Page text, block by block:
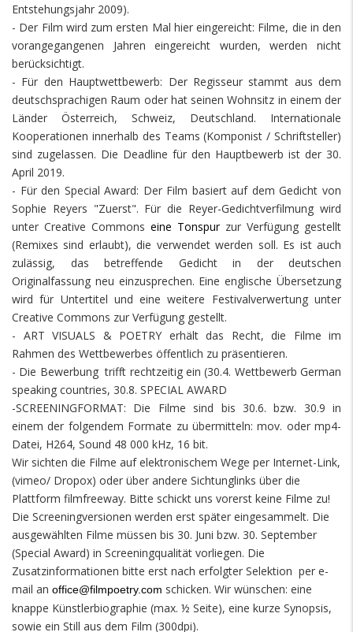
Entstehungsjahr 2009).
- Der Film wird zum ersten Mal hier eingereicht: Filme, die in den
vorangegangenen Jahren eingereicht wurden, werden nicht
berücksichtigt.
- Für den Hauptwettbewerb: Der Regisseur stammt aus dem
deutschsprachigen Raum oder hat seinen Wohnsitz in einem der
Länder Österreich, Schweiz, Deutschland. Internationale
Kooperationen innerhalb des Teams (Komponist / Schriftsteller)
sind zugelassen. Die Deadline für den Hauptbewerb ist der 30.
April 2019.
- Für den Special Award: Der Film basiert auf dem Gedicht von
Sophie Reyers "Zuerst". Für die Reyer-Gedichtverfilmung wird
unter Creative Commons eine Tonspur zur Verfügung gestellt
(Remixes sind erlaubt), die verwendet werden soll. Es ist auch
zulässig, das betreffende Gedicht in der deutschen
Originalfassung neu einzusprechen. Eine englische Übersetzung
wird für Untertitel und eine weitere Festivalverwertung unter
Creative Commons zur Verfügung gestellt.
- ART VISUALS & POETRY erhält das Recht, die Filme im
Rahmen des Wettbewerbes öffentlich zu präsentieren.
- Die Bewerbung trifft rechtzeitig ein (30.4. Wettbewerb German
speaking countries, 30.8. SPECIAL AWARD
-SCREENINGFORMAT: Die Filme sind bis 30.6. bzw. 30.9 in
einem der folgendem Formate zu übermitteln: mov. oder mp4-
Datei, H264, Sound 48 000 kHz, 16 bit.
Wir sichten die Filme auf elektronischem Wege per Internet-Link,
(vimeo/ Dropox) oder über andere Sichtunglinks über die
Plattform filmfreeway. Bitte schickt uns vorerst keine Filme zu!
Die Screeningversionen werden erst später eingesammelt. Die
ausgewählten Filme müssen bis 30. Juni bzw. 30. September
(Special Award) in Screeningqualität vorliegen. Die
Zusatzinformationen bitte erst nach erfolgter Selektion per e-
mail an office@filmpoetry.com schicken. Wir wünschen: eine
knappe Künstlerbiographie (max. ½ Seite), eine kurze Synopsis,
sowie ein Still aus dem Film (300dpi).